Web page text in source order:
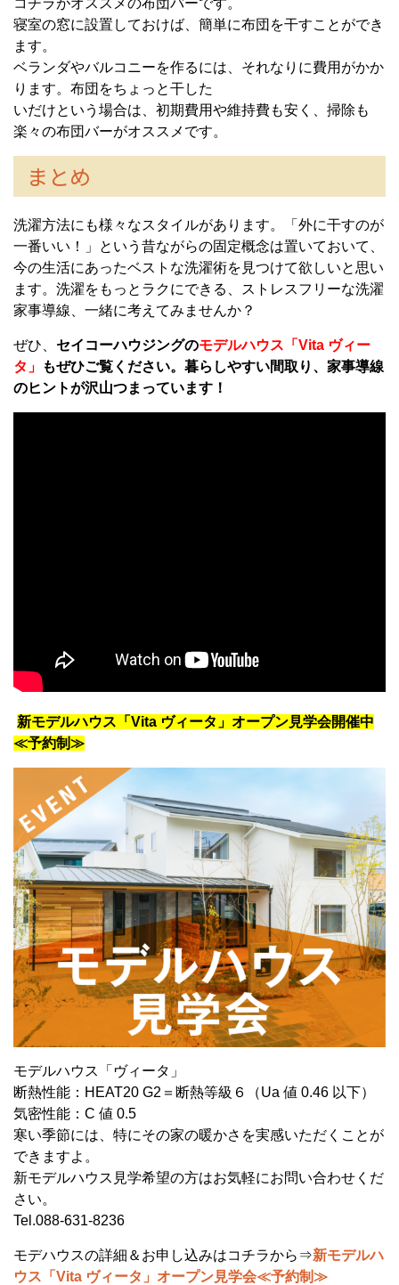
コチラがオススメの布団バーです。
寝室の窓に設置しておけば、簡単に布団を干すことができ
ます。
ベランダやバルコニーを作るには、それなりに費用がかか
ります。布団をちょっと干した
いだけという場合は、初期費用や維持費も安く、掃除も
楽々の布団バーがオススメです。
まとめ
洗濯方法にも様々なスタイルがあります。「外に干すのが
一番いい！」という昔ながらの固定概念は置いておいて、
今の生活にあったベストな洗濯術を見つけて欲しいと思い
ます。洗濯をもっとラクにできる、ストレスフリーな洗濯
家事導線、一緒に考えてみませんか？
ぜひ、 セイコーハウジングのモデルハウス「Vita ヴィー
タ」
もぜひご覧ください。暮らしやすい間取り、家事導線
のヒントが沢山つまっています！
新モデルハウス「Vita ヴィータ」オープン見学会開催中
≪予約制≫
モデルハウス「ヴィータ」
断熱性能：HEAT20 G2＝断熱等級６（Ua 値 0.46 以下）
気密性能：C 値 0.5
寒い季節には、特にその家の暖かさを実感いただくことが
できますよ。
新モデルハウス見学希望の方はお気軽にお問い合わせくだ
さい。
Tel.088-631-8236
モデハウスの詳細＆お申し込みはコチラから⇒新モデルハ
ウス「Vita ヴィータ」オープン見学会≪予約制≫